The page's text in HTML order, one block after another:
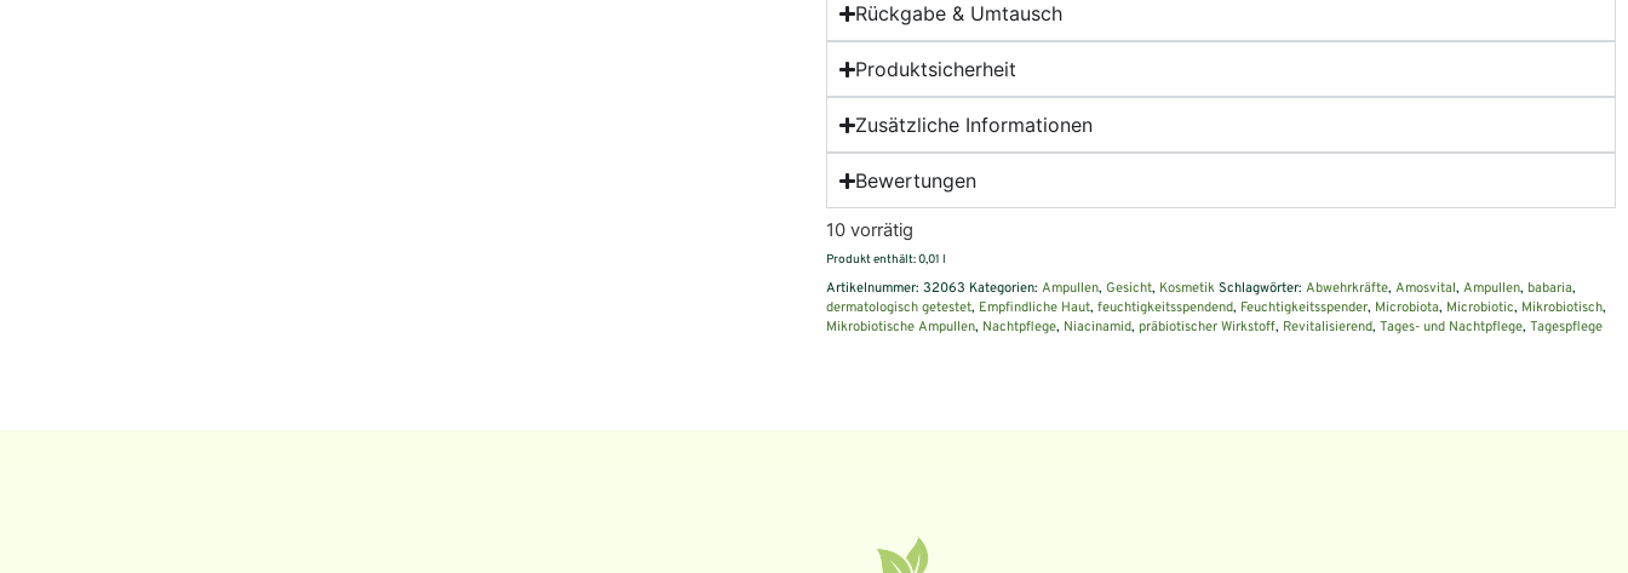
Rückgabe & Umtausch
Produktsicherheit
Zusätzliche Informationen
Bewertungen
10 vorrätig
Produkt enthält: 0,01 l
Artikelnummer: 32063 Kategorien: Ampullen, Gesicht, Kosmetik Schlagwörter: Abwehrkräfte, Amosvital, Ampullen, babaria,
dermatologisch getestet, Empfindliche Haut, feuchtigkeitsspendend, Feuchtigkeitsspender, Microbiota, Microbiotic, Mikrobiotisch,
Mikrobiotische Ampullen, Nachtpflege, Niacinamid, präbiotischer Wirkstoff, Revitalisierend, Tages- und Nachtpflege, Tagespflege